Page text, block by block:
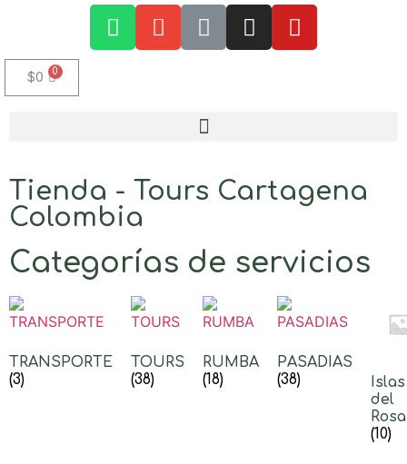
$0
Tienda - Tours Cartagena
Colombia
Categorías de servicios
TRANSPORTE
(3)
TOURS
(38)
RUMBA
(18)
PASADIAS
(38)
Islas
del
(10)